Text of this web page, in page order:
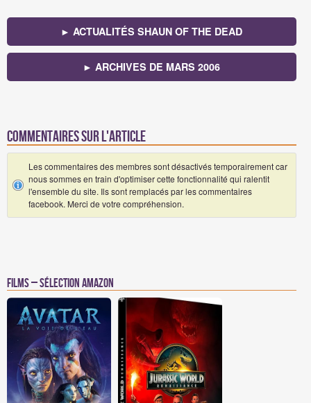
► ACTUALITÉS SHAUN OF THE DEAD
► ARCHIVES DE MARS 2006
Commentaires sur l'article
Les commentaires des membres sont désactivés temporairement car
nous sommes en train d'optimiser cette fonctionnalité qui ralentit
l'ensemble du site. Ils sont remplacés par les commentaires
facebook. Merci de votre compréhension.
Films – Sélection Amazon